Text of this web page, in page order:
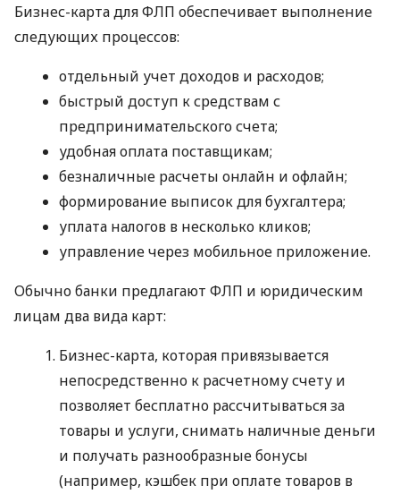
Бизнес-карта для ФЛП обеспечивает выполнение
следующих процессов:
отдельный учет доходов и расходов;
быстрый доступ к средствам с
предпринимательского счета;
удобная оплата поставщикам;
безналичные расчеты онлайн и офлайн;
формирование выписок для бухгалтера;
уплата налогов в несколько кликов;
управление через мобильное приложение.
Обычно банки предлагают ФЛП и юридическим
лицам два вида карт:
Бизнес-карта, которая привязывается
непосредственно к расчетному счету и
позволяет бесплатно рассчитываться за
товары и услуги, снимать наличные деньги
и получать разнообразные бонусы
(например, кэшбек при оплате товаров в